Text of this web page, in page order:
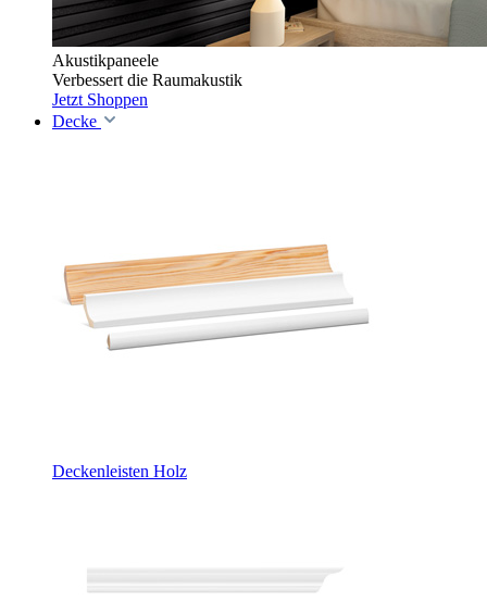
Akustikpaneele
Verbessert die Raumakustik
Jetzt Shoppen
Decke
Deckenleisten Holz